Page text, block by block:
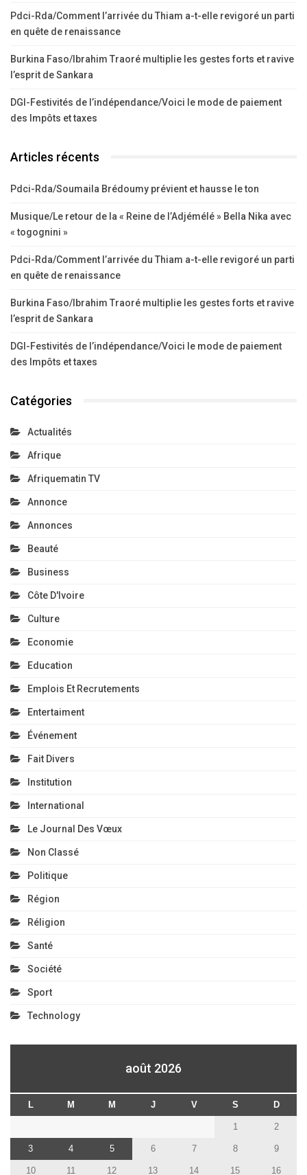
Pdci-Rda/Comment l’arrivée du Thiam a-t-elle revigoré un parti
en quête de renaissance
Burkina Faso/Ibrahim Traoré multiplie les gestes forts et ravive
l’esprit de Sankara
DGI-Festivités de l’indépendance/Voici le mode de paiement
des Impôts et taxes
Articles récents
Pdci-Rda/Soumaila Brédoumy prévient et hausse le ton
Musique/Le retour de la « Reine de l’Adjémélé » Bella Nika avec
« togognini »
Pdci-Rda/Comment l’arrivée du Thiam a-t-elle revigoré un parti
en quête de renaissance
Burkina Faso/Ibrahim Traoré multiplie les gestes forts et ravive
l’esprit de Sankara
DGI-Festivités de l’indépendance/Voici le mode de paiement
des Impôts et taxes
Catégories
Actualités
Afrique
Afriquematin TV
Annonce
Annonces
Beauté
Business
Côte D'Ivoire
Culture
Economie
Education
Emplois Et Recrutements
Entertaiment
Événement
Fait Divers
Institution
International
Le Journal Des Vœux
Non Classé
Politique
Région
Réligion
Santé
Société
Sport
Technology
août 2026
L M M J V S D
1 2
3 4 5 6 7 8 9
10 11 12 13 14 15 16